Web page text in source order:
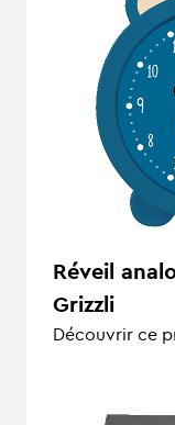
Réveil
Grizzli
Découvrir ce